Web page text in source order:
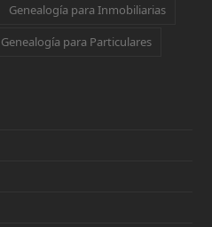
Genealogía para Inmobiliarias
Genealogía para Particulares